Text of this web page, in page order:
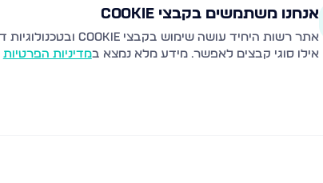
כלי עזר
פרסום ברשות היחיד
משרדי תיווך
אנחנו משתמשים בקבצי Cookie
אתר רשות היחיד עושה שימוש בקבצי Cookie ובטכנולוגיות דומות לצורך תפעול האתר, שיפור חוויית המשתמש, ניתוח שימוש ושיווק מותאם.
אילו סוגי קבצים לאפשר. מידע מלא נמצא במדיניות הפרטיות